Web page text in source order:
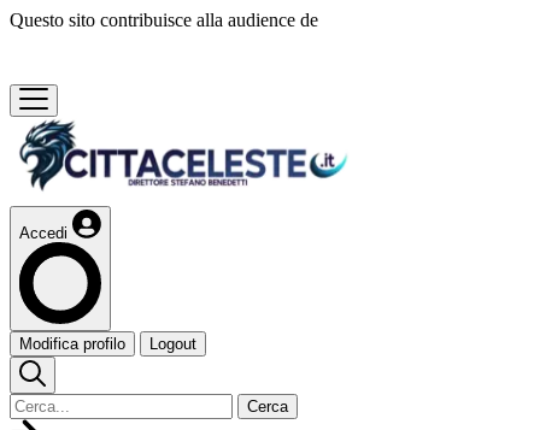
Questo sito contribuisce alla audience de
Accedi
Modifica profilo Logout
Cerca